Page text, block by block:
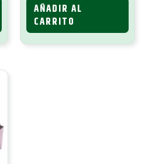
AÑADIR AL
CARRITO